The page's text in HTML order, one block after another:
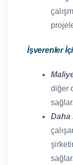
İşverenler
diğer
sağlar.
Daha
sağlar.